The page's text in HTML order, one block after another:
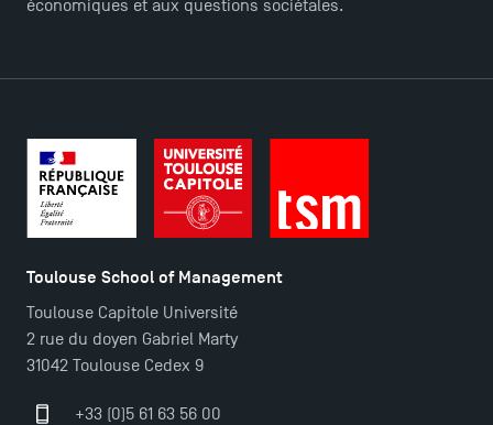
Contact
économiques et aux questions sociétales.
Toulouse School of Management
Toulouse Capitole Université
2 rue du doyen Gabriel Marty
31042 Toulouse Cedex 9
+33 (0)5 61 63 56 00